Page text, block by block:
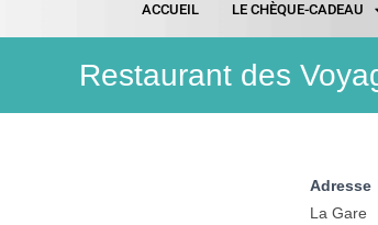
ACCUEIL LE CHÈQUE-CADEAU
Restaurant des
Adresse
La Gare